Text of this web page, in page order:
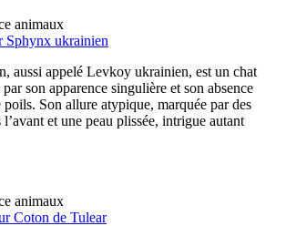
animaux
Sphynx ukrainien
aussi appelé Levkoy ukrainien, est un chat
son apparence singulière et son absence
Son allure atypique, marquée par des
et une peau plissée, intrigue autant
animaux
Coton de Tulear